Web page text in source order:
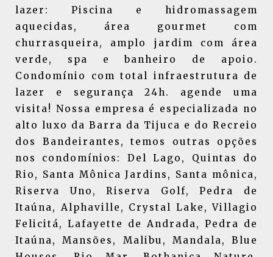
lazer: Piscina e hidromassagem
aquecidas, área gourmet com
churrasqueira, amplo jardim com área
verde, spa e banheiro de apoio.
Condomínio com total infraestrutura de
lazer e segurança 24h. agende uma
visita! Nossa empresa é especializada no
alto luxo da Barra da Tijuca e do Recreio
dos Bandeirantes, temos outras opções
nos condomínios: Del Lago, Quintas do
Rio, Santa Mônica Jardins, Santa mônica,
Riserva Uno, Riserva Golf, Pedra de
Itaúna, Alphaville, Crystal Lake, Villagio
Felicitá, Lafayette de Andrada, Pedra de
Itaúna, Mansões, Malibu, Mandala, Blue